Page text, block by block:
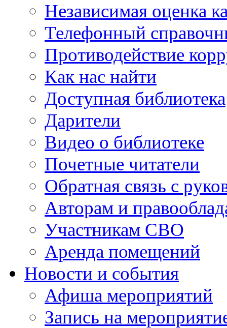
Независимая оценка
Телефонный
Противодействие
Как нас найти
Доступная библиотека
Дарители
Видео о библиотеке
Почетные читатели
Обратная связь с
Авторам и
Участникам СВО
Аренда помещений
Новости и события
Афиша мероприятий
Запись на